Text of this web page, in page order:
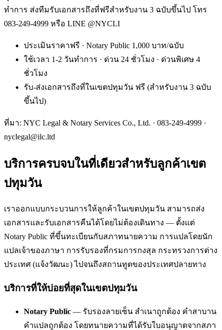
ทำการ ส่งทีมรับเอกสารถึงที่ฟรีสำหรับงาน 3 ฉบับขึ้นไป โทร
083-249-4999 หรือ LINE @NYCLI
ประเมินราคาฟรี · Notary Public 1,000 บาท/ฉบับ
ใช้เวลา 1-2 วันทำการ · ด่วน 24 ชั่วโมง · ด่วนพิเศษ 4
ชั่วโมง
รับ-ส่งเอกสารถึงที่ในเขตปทุมวัน ฟรี (สำหรับงาน 3 ฉบับ
ขึ้นไป)
ที่มา: NYC Legal & Notary Services Co., Ltd. · 083-249-4999 ·
nyclegal@ilc.ltd
บริการครบจบในที่เดียวสำหรับลูกค้าเขต
ปทุมวัน
เราออกแบบกระบวนการให้ลูกค้าในเขตปทุมวัน สามารถส่ง
เอกสารและรับเอกสารคืนได้โดยไม่ต้องเดินทาง — ตั้งแต่
Notary Public ที่ขึ้นทะเบียนกับสภาทนายความ การแปลโดยนัก
แปลเจ้าของภาษา การรับรองที่กรมการกงสุล กระทรวงการต่าง
ประเทศ (แจ้งวัฒนะ) ไปจนถึงสถานทูตของประเทศปลายทาง
บริการที่ให้บ่อยที่สุดในเขตปทุมวัน
Notary Public — รับรองลายเซ็น สำเนาถูกต้อง คำสาบาน
คำแปลถูกต้อง โดยทนายความที่ได้รับใบอนุญาตจากสภา